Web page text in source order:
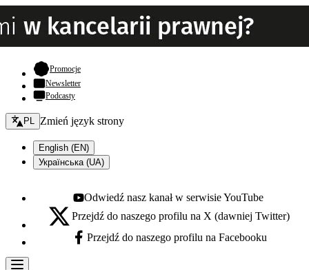
Promocje- otwiera się w nowej karcie
Newsletter
Podcasty
Zmień język - bieżący:
PL Zmień język strony
English (EN)
Українська (UA)
Youtube - otwiera się w nowej karcie
Odwiedź nasz kanał w serwisie YouTube
X - otwiera się w nowej karcie
Przejdź do naszego profilu na X (dawniej Twitter)
Facebook - otwiera się w nowej karcie
Przejdź do naszego profilu na Facebooku